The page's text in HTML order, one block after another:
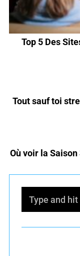
Top 5 Des
Tout sauf toi
Où voir la